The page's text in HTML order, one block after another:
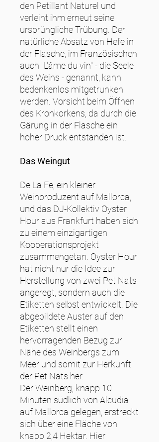
den Petillant Naturel und
verleiht ihm erneut seine
ursprüngliche Trübung. Der
natürliche Absatz von Hefe in
der Flasche, im Französischen
auch "L'âme du vin" - die Seele
des Weins - genannt, kann
bedenkenlos mitgetrunken
werden. Vorsicht beim Öffnen
des Kronkorkens, da durch die
Gärung in der Flasche ein
hoher Druck entstanden ist.
Das Weingut
De La Fe, ein kleiner
Weinproduzent auf Mallorca,
und das DJ-Kollektiv Oyster
Hour aus Frankfurt haben sich
zu einem einzigartigen
Kooperationsprojekt
zusammengetan. Oyster Hour
hat nicht nur die Idee zur
Herstellung von zwei Pet Nats
angeregt, sondern auch die
Etiketten selbst entwickelt. Die
abgebildete Auster auf den
Etiketten stellt einen
hervorragenden Bezug zur
Nähe des Weinbergs zum
Meer und somit zur Herkunft
der Pet Nats her.
Der Weinberg, knapp 10
Minuten südlich von Alcudia
auf Mallorca gelegen, erstreckt
sich über eine Fläche von
knapp 2,4 Hektar. Hier